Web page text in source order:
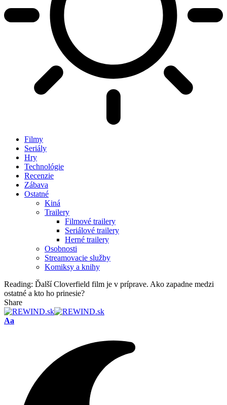
Filmy
Seriály
Hry
Technológie
Recenzie
Zábava
Ostatné
Kiná
Trailery
Filmové trailery
Seriálové trailery
Herné trailery
Osobnosti
Streamovacie služby
Komiksy a knihy
Reading: Ďalší Cloverfield film je v príprave. Ako zapadne medzi
ostatné a kto ho prinesie?
Share
Font
Aa